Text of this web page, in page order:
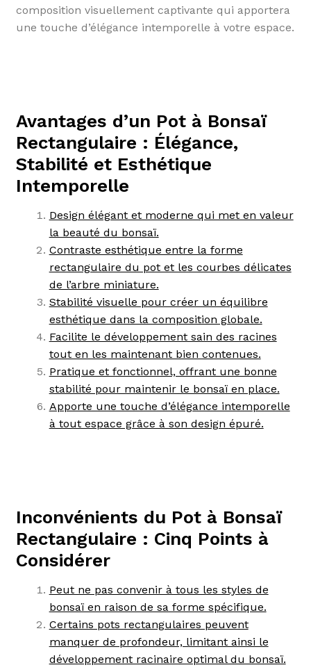
composition visuellement captivante qui apportera
une touche d’élégance intemporelle à votre espace.
Avantages d’un Pot à Bonsaï
Rectangulaire : Élégance,
Stabilité et Esthétique
Intemporelle
Design élégant et moderne qui met en valeur
la beauté du bonsaï.
Contraste esthétique entre la forme
rectangulaire du pot et les courbes délicates
de l’arbre miniature.
Stabilité visuelle pour créer un équilibre
esthétique dans la composition globale.
Facilite le développement sain des racines
tout en les maintenant bien contenues.
Pratique et fonctionnel, offrant une bonne
stabilité pour maintenir le bonsaï en place.
Apporte une touche d’élégance intemporelle
à tout espace grâce à son design épuré.
Inconvénients du Pot à Bonsaï
Rectangulaire : Cinq Points à
Considérer
Peut ne pas convenir à tous les styles de
bonsaï en raison de sa forme spécifique.
Certains pots rectangulaires peuvent
manquer de profondeur, limitant ainsi le
développement racinaire optimal du bonsaï.